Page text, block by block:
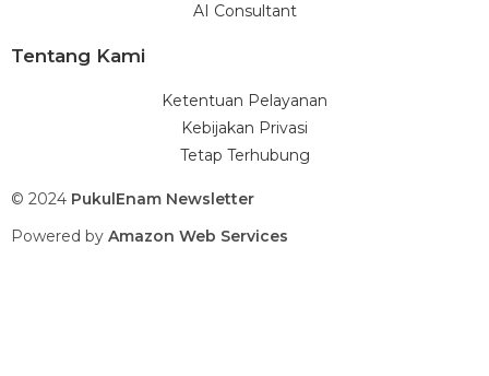
AI Consultant
Tentang Kami
Ketentuan Pelayanan
Kebijakan Privasi
Tetap Terhubung
© 2024 PukulEnam Newsletter
Powered by Amazon Web Services